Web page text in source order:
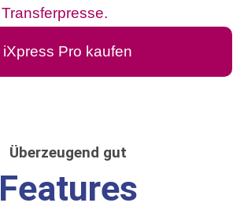
iXpress Pro kaufen
Überzeugend gut
Features